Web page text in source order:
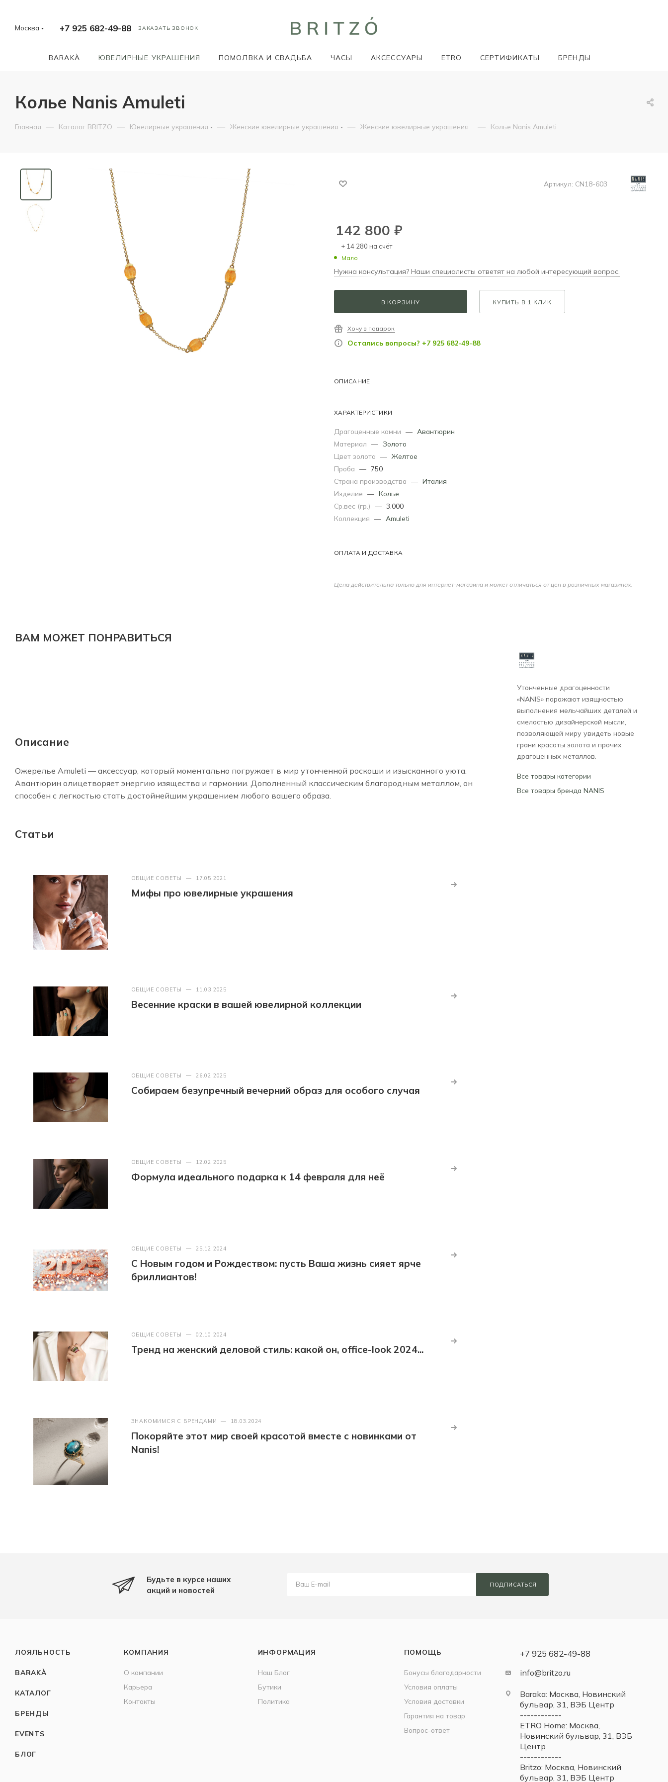
Москва +7 925 682-49-88 ЗАКАЗАТЬ ЗВОНОК
BARAKÀ ЮВЕЛИРНЫЕ УКРАШЕНИЯ ПОМОЛВКА И СВАДЬБА ЧАСЫ АКСЕССУАРЫ ETRO СЕРТИФИКАТЫ БРЕНДЫ
Колье Nanis Amuleti
Главная — Каталог BRITZO — Ювелирные украшения — Женские ювелирные украшения — Женские ювелирные украшения — Колье Nanis Amuleti
Артикул: CN18-603
142 800 ₽
+ 14 280 на счёт
Мало
Нужна консультация? Наши специалисты ответят на любой интересующий вопрос.
В КОРЗИНУ КУПИТЬ В 1 КЛИК
Хочу в подарок
Остались вопросы? +7 925 682-49-88
ОПИСАНИЕ
ХАРАКТЕРИСТИКИ
Драгоценные камни — Авантюрин
Материал — Золото
Цвет золота — Желтое
Проба — 750
Страна производства — Италия
Изделие — Колье
Ср.вес (гр.) — 3.000
Коллекция — Amuleti
ОПЛАТА И ДОСТАВКА
Цена действительна только для интернет-магазина и может отличаться от цен в розничных магазинах.
ВАМ МОЖЕТ ПОНРАВИТЬСЯ
Описание
Ожерелье Amuleti — аксессуар, который моментально погружает в мир утонченной роскоши и изысканного уюта.
Авантюрин олицетворяет энергию изящества и гармонии. Дополненный классическим благородным металлом, он
способен с легкостью стать достойнейшим украшением любого вашего образа.
Статьи
ОБЩИЕ СОВЕТЫ — 17.05.2021
Мифы про ювелирные украшения
ОБЩИЕ СОВЕТЫ — 11.03.2025
Весенние краски в вашей ювелирной коллекции
ОБЩИЕ СОВЕТЫ — 26.02.2025
Собираем безупречный вечерний образ для особого случая
ОБЩИЕ СОВЕТЫ — 12.02.2025
Формула идеального подарка к 14 февраля для неё
ОБЩИЕ СОВЕТЫ — 25.12.2024
С Новым годом и Рождеством: пусть Ваша жизнь сияет ярче
бриллиантов!
ОБЩИЕ СОВЕТЫ — 02.10.2024
Тренд на женский деловой стиль: какой он, office-look 2024...
ЗНАКОМИМСЯ С БРЕНДАМИ — 18.03.2024
Покоряйте этот мир своей красотой вместе с новинками от
Nanis!
Утонченные драгоценности
«NANIS» поражают изящностью
выполнения мельчайших деталей и
смелостью дизайнерской мысли,
позволяющей миру увидеть новые
грани красоты золота и прочих
драгоценных металлов.
Все товары категории
Все товары бренда NANIS
Будьте в курсе наших
акций и новостей
ПОДПИСАТЬСЯ
ЛОЯЛЬНОСТЬ
BARAKÀ
КАТАЛОГ
БРЕНДЫ
EVENTS
БЛОГ
КОМПАНИЯ
О компании
Карьера
Контакты
ИНФОРМАЦИЯ
Наш Блог
Бутики
Политика
ПОМОЩЬ
Бонусы благодарности
Условия оплаты
Условия доставки
Гарантия на товар
Вопрос-ответ
+7 925 682-49-88
info@britzo.ru
Baraka: Москва, Новинский
бульвар, 31, ВЭБ Центр
------------
ETRO Home: Москва,
Новинский бульвар, 31, ВЭБ
Центр
------------
Britzo: Москва, Новинский
бульвар, 31, ВЭБ Центр